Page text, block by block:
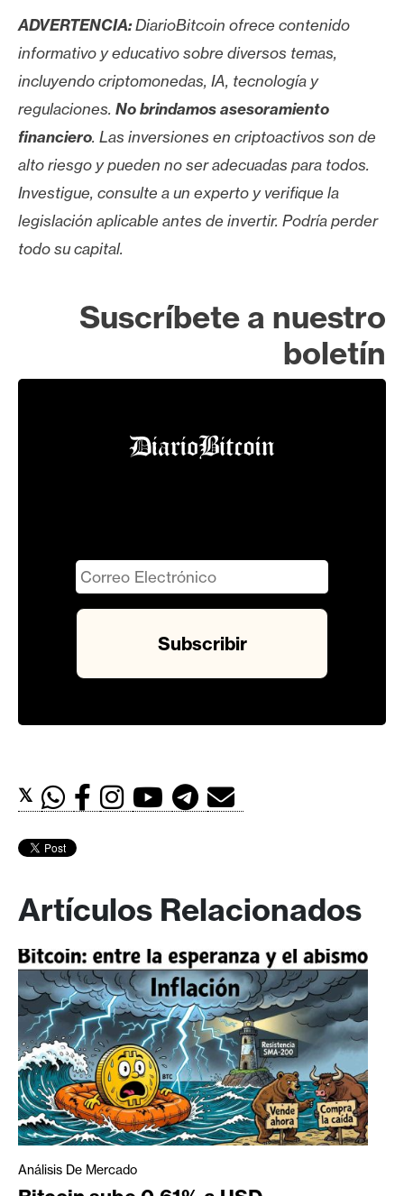
ADVERTENCIA:DiarioBitcoin ofrece contenido
informativo y educativo sobre diversos temas,
incluyendo criptomonedas, IA, tecnología y
regulaciones. No brindamos asesoramiento
financiero. Las inversiones en criptoactivos son de
alto riesgo y pueden no ser adecuadas para todos.
Investigue, consulte a un experto y verifique la
legislación aplicable antes de invertir. Podría perder
todo su capital.
Suscríbete a nuestro
boletín
𝕏
Artículos Relacionados
Análisis De Mercado